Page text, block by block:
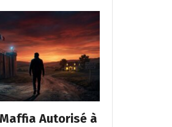
Autorisé à